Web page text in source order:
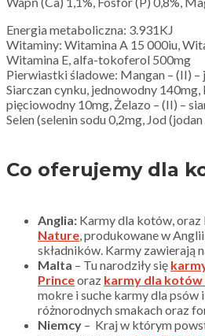
Energia metaboliczna: 3.931KJ
Witaminy: Witamina A 15 000iu,
Witamina E, alfa-tokoferol 500mg
Pierwiastki śladowe: Mangan – (II) –
Siarczan cynku, jednowodny 140mg,
pięciowodny 10mg, Żelazo – (II) –
Selen (selenin sodu 0,2mg, Jod
Co oferujemy dla
Anglia: Karmy dla kotów,
Nature, produkowane w
składników. Karmy zawierają
Malta – Tu narodziły się
Princeoraz karmy dla kotów
mokre i suche karmy dla
różnorodnych smakach oraz
Niemcy – Kraj w którym